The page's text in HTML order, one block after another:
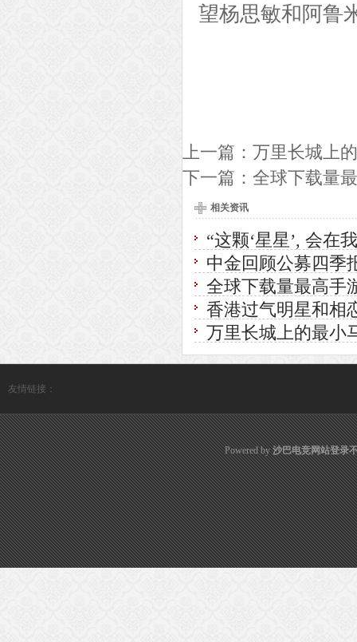
望杨思敏和阿鲁
上一篇： 万里长城上
下一篇： 全球下载量
相关资讯
“这颗‘星星’, 会在
中金回顾公募四季
全球下载量最高手
香港过气明星和相
万里长城上的最小
友情链接：
Powered by沙巴电竞网站登录